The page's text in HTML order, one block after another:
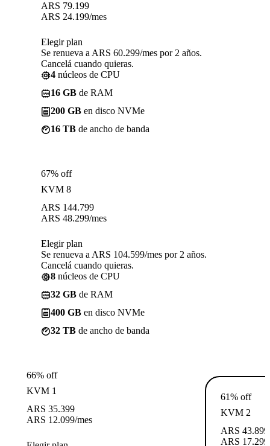
ARS 79.199
ARS 24.199/mes
Elegir plan
Se renueva a ARS 60.299/mes por 2 años.
Cancelá cuando quieras.
4 núcleos de CPU
16 GB de RAM
200 GB en disco NVMe
16 TB de ancho de banda
67% off
KVM 8
ARS 144.799
ARS 48.299/mes
Elegir plan
Se renueva a ARS 104.599/mes por 2 años.
Cancelá cuando quieras.
8 núcleos de CPU
32 GB de RAM
400 GB en disco NVMe
32 TB de ancho de banda
66% off
KVM 1
ARS 35.399
ARS 12.099/mes
61% off
KVM 2
ARS 43.899
ARS 17.299